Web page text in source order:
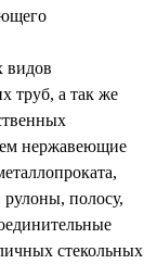
видов
труб, а так же
нержавеющие
полосу,
стекольных